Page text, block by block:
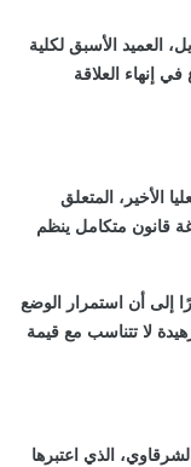
العميد الأسبق لكلية
إنهاء العلاقة
الأخير، المتعلق
قانون متكامل ينظم
إلى أن استمرار الوضع
لا تتناسب مع قيمة
الذي اعتبرها